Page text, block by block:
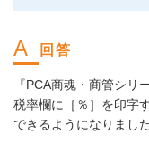
『PCA商魂・商管シ
税率欄に［％］を印字
できるようになりました